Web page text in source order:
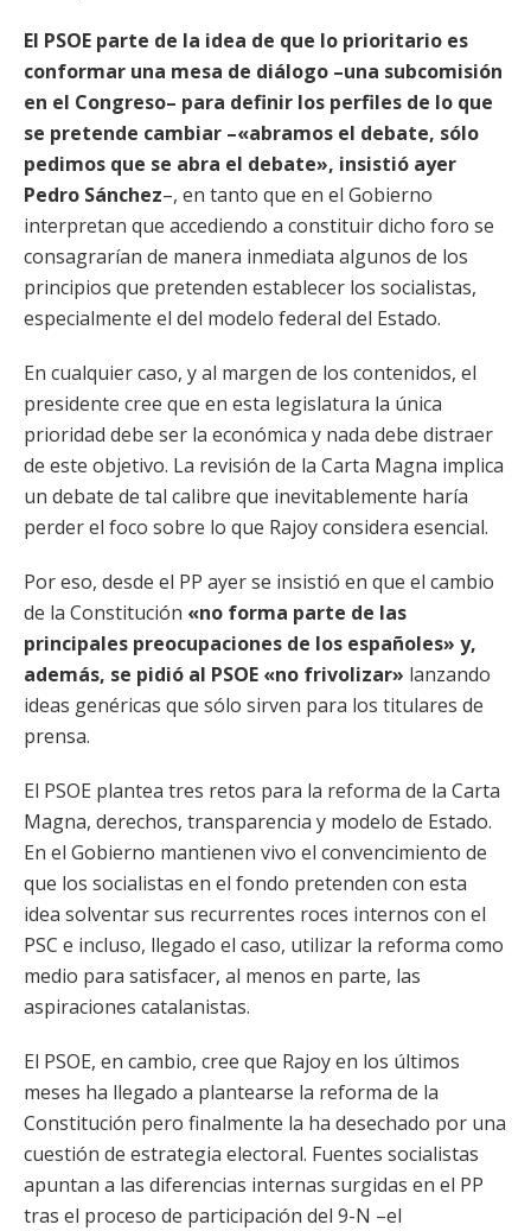
El PSOE parte de la idea de que lo prioritario es
conformar una mesa de diálogo –una subcomisión
en el Congreso– para definir los perfiles de lo que
se pretende cambiar –«abramos el debate, sólo
pedimos que se abra el debate», insistió ayer
Pedro Sánchez–, en tanto que en el Gobierno
interpretan que accediendo a constituir dicho foro se
consagrarían de manera inmediata algunos de los
principios que pretenden establecer los socialistas,
especialmente el del modelo federal del Estado.
En cualquier caso, y al margen de los contenidos, el
presidente cree que en esta legislatura la única
prioridad debe ser la económica y nada debe distraer
de este objetivo. La revisión de la Carta Magna implica
un debate de tal calibre que inevitablemente haría
perder el foco sobre lo que Rajoy considera esencial.
Por eso, desde el PP ayer se insistió en que el cambio
de la Constitución «no forma parte de las
principales preocupaciones de los españoles» y,
además, se pidió al PSOE «no frivolizar» lanzando
ideas genéricas que sólo sirven para los titulares de
prensa.
El PSOE plantea tres retos para la reforma de la Carta
Magna, derechos, transparencia y modelo de Estado.
En el Gobierno mantienen vivo el convencimiento de
que los socialistas en el fondo pretenden con esta
idea solventar sus recurrentes roces internos con el
PSC e incluso, llegado el caso, utilizar la reforma como
medio para satisfacer, al menos en parte, las
aspiraciones catalanistas.
El PSOE, en cambio, cree que Rajoy en los últimos
meses ha llegado a plantearse la reforma de la
Constitución pero finalmente la ha desechado por una
cuestión de estrategia electoral. Fuentes socialistas
apuntan a las diferencias internas surgidas en el PP
tras el proceso de participación del 9-N –el